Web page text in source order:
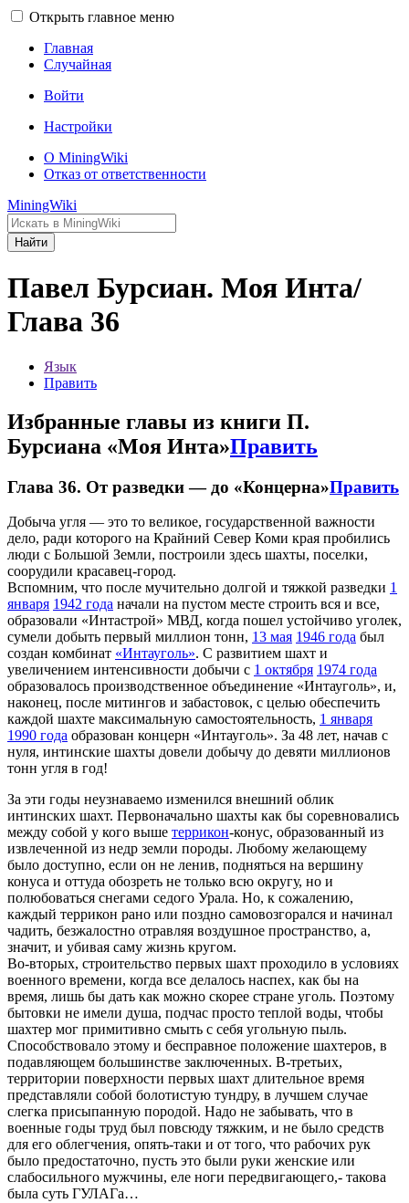
Открыть главное меню
Главная
Случайная
Войти
Настройки
О MiningWiki
Отказ от ответственности
MiningWiki
Найти
Павел Бурсиан. Моя Инта/
Глава 36
Язык
Править
Избранные главы из книги П.
Бурсиана «Моя Инта»Править
Глава 36. От разведки — до «Концерна»Править
Добыча угля — это то великое, государственной важности
дело, ради которого на Крайний Север Коми края пробились
люди с Большой Земли, построили здесь шахты, поселки,
соорудили красавец-город.
Вспомним, что после мучительно долгой и тяжкой разведки 1
января 1942 года начали на пустом месте строить вся и все,
образовали «Интастрой» МВД, когда пошел устойчиво уголек,
сумели добыть первый миллион тонн, 13 мая 1946 года был
создан комбинат «Интауголь». С развитием шахт и
увеличением интенсивности добычи с 1 октября 1974 года
образовалось производственное объединение «Интауголь», и,
наконец, после митингов и забастовок, с целью обеспечить
каждой шахте максимальную самостоятельность, 1 января
1990 года образован концерн «Интауголь». За 48 лет, начав с
нуля, интинские шахты довели добычу до девяти миллионов
тонн угля в год!
За эти годы неузнаваемо изменился внешний облик
интинских шахт. Первоначально шахты как бы соревновались
между собой у кого выше террикон-конус, образованный из
извлеченной из недр земли породы. Любому желающему
было доступно, если он не ленив, подняться на вершину
конуса и оттуда обозреть не только всю округу, но и
полюбоваться снегами седого Урала. Но, к сожалению,
каждый террикон рано или поздно самовозгорался и начинал
чадить, безжалостно отравляя воздушное пространство, а,
значит, и убивая саму жизнь кругом.
Во-вторых, строительство первых шахт проходило в условиях
военного времени, когда все делалось наспех, как бы на
время, лишь бы дать как можно скорее стране уголь. Поэтому
бытовки не имели душа, подчас просто теплой воды, чтобы
шахтер мог примитивно смыть с себя угольную пыль.
Способствовало этому и бесправное положение шахтеров, в
подавляющем большинстве заключенных. В-третьих,
территории поверхности первых шахт длительное время
представляли собой болотистую тундру, в лучшем случае
слегка присыпанную породой. Надо не забывать, что в
военные годы труд был повсюду тяжким, и не было средств
для его облегчения, опять-таки и от того, что рабочих рук
было предостаточно, пусть это были руки женские или
слабосильного мужчины, еле ноги передвигающего,- такова
была суть ГУЛАГа…